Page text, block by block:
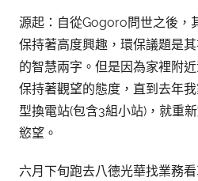
源起：自從Gogoro問世之後，
保持著高度興趣，環保議題是
的智慧兩字。但是因為家裡附
保持著觀望的態度，直到去年
型換電站(包含3組小站)，就重
慾望。
六月下旬跑去八德光華找業務